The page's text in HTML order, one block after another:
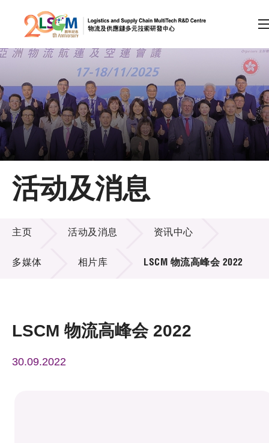
跳到内容（按回车键）
会员登录
A A EN 繁 简
主页
关于LSCM
技术商品化
项目及资助计划
活动及消息
活动及消息
活动及消息
主页 活动及消息 资讯中心
多媒体 相片库 LSCM 物流高峰会 2022
LSCM 物流高峰会 2022
30.09.2022